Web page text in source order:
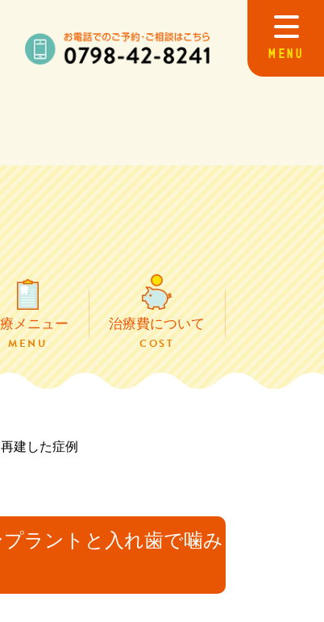
MENU
院長・スタッフ紹介
歯周病治療 予防歯科
マウスピース矯正 セラミック治療
メニュー
MENU
歯 訪問歯科診療
治療費について
COST
建した症例
ラントと入れ歯で噛み